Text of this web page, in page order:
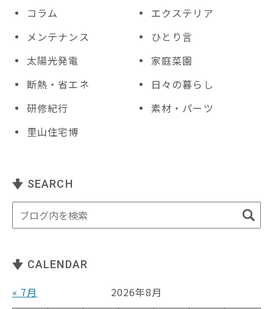
コラム
エクステリア
メンテナンス
ひとり言
太陽光発電
家庭菜園
断熱・省エネ
日々の暮らし
研修紀行
素材・パーツ
里山住宅博
SEARCH
CALENDAR
« 7月
2026年8月